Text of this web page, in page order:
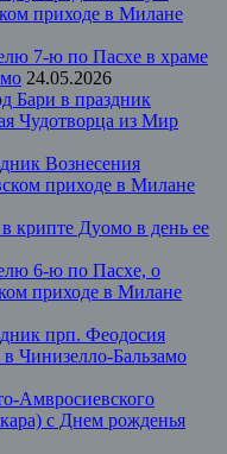
приходе в Милане
7-ю по Пасхе в храме
24.05.2026
Бари в праздник
Чудотворца из Мир
Вознесения
приходе в Милане
крипте Дуомо в день ее
6-ю по Пасхе, о
приходе в Милане
прп. Феодосия
Чинизелло-Бальзамо
Амвросиевского
с Днем рожденья